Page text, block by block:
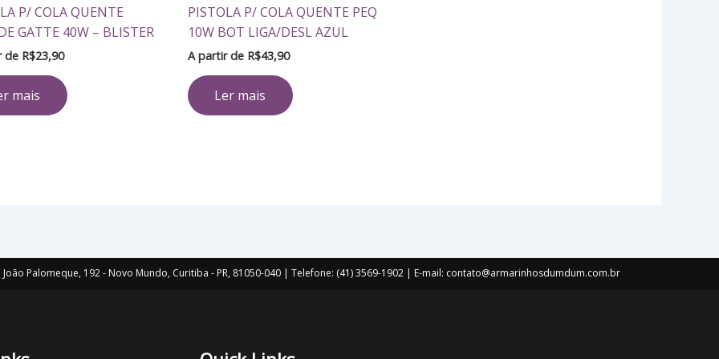
P/ COLA QUENTE
GATTE 40W – BLISTER
de R$23,90
mais
PISTOLA P/ COLA QUENTE PEQ
10W BOT LIGA/DESL AZUL
A partir de R$43,90
Ler mais
João Palomeque, 192 - Novo Mundo, Curitiba - PR, 81050-040 | Telefone: (41) 3569-1902 | E-mail: contato@armarinhosdumdum.com.br